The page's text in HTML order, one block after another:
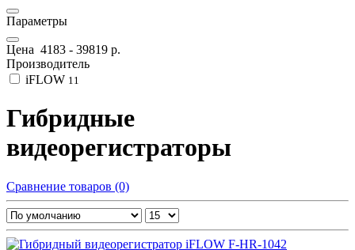
Параметры
Цена 4183 - 39819 р.
Производитель
iFLOW 11
Гибридные
видеорегистраторы
Сравнение товаров (0)